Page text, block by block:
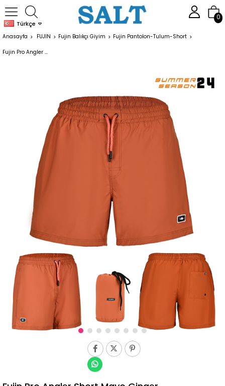
Türkçe
0
Anasayfa FUJIN Fujin Balıkçı Giyim Fujin Pantolon-Tulum-Short
Fujin Pro Angler Short Mayo Ginger